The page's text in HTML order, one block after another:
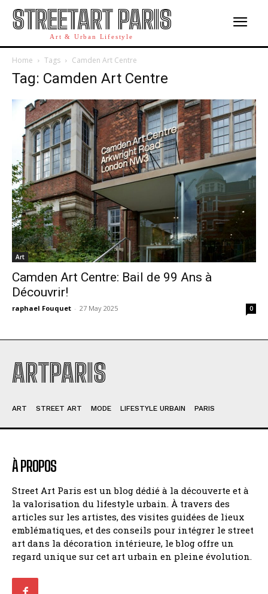
STREETART PARIS
Art & Urban Lifestyle
Home Tags Camden Art Centre
Tag: Camden Art Centre
Art
Camden Art Centre: Bail de 99 Ans à
Découvrir!
raphael Fouquet - 27 May 2025 0
ARTPARIS
ART STREET ART MODE LIFESTYLE URBAIN PARIS
À PROPOS
Street Art Paris est un blog dédié à la découverte et à
la valorisation du lifestyle urbain. À travers des
articles sur les artistes, des visites guidées de lieux
emblématiques, et des conseils pour intégrer le street
art dans la décoration intérieure, le blog offre un
regard unique sur cet art urbain en pleine évolution.